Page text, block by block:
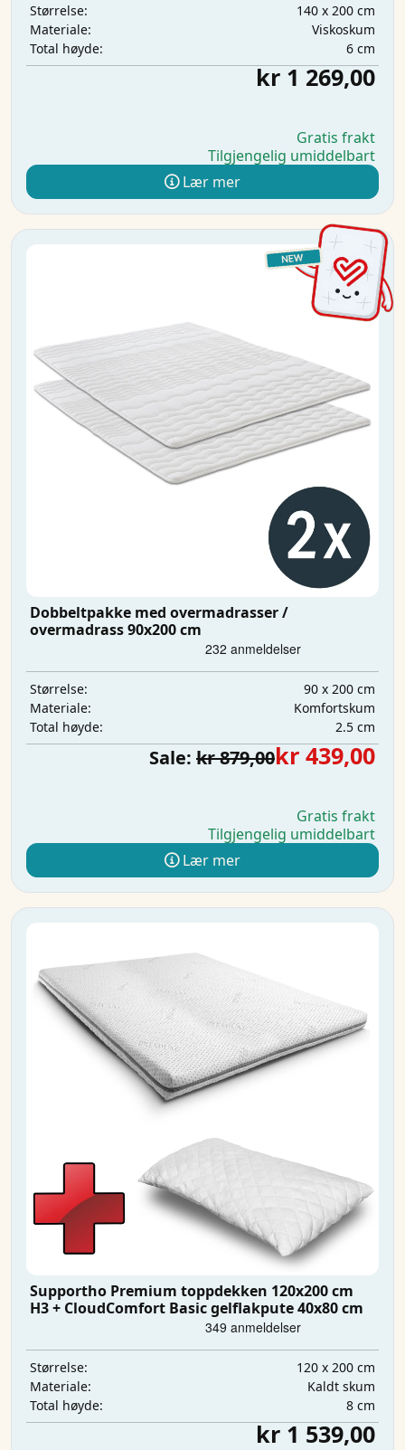
Størrelse:
140 x 200 cm
Materiale:
Viskoskum
Total høyde:
6 cm
kr 1 269,00
Gratis frakt
Tilgjengelig umiddelbart
Lær mer
Dobbeltpakke med overmadrasser /
overmadrass 90x200 cm
Størrelse:
90 x 200 cm
Materiale:
Komfortskum
Total høyde:
2.5 cm
Sale: kr 879,00kr 439,00
Gratis frakt
Tilgjengelig umiddelbart
Lær mer
Supportho Premium toppdekken 120x200 cm
H3 + CloudComfort Basic gelflakpute 40x80 cm
Størrelse:
120 x 200 cm
Materiale:
Kaldt skum
Total høyde:
8 cm
kr 1 539,00